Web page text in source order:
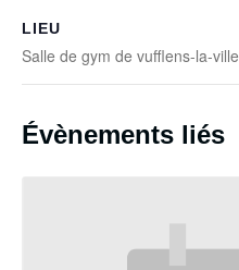
LIEU
Salle de gym de vufflens-la-ville
Évènements liés